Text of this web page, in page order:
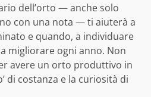
dell’orto — anche solo
con una nota — ti aiuterà a
e quando, a individuare
migliorare ogni anno. Non
avere un orto produttivo in
di costanza e la curiosità di